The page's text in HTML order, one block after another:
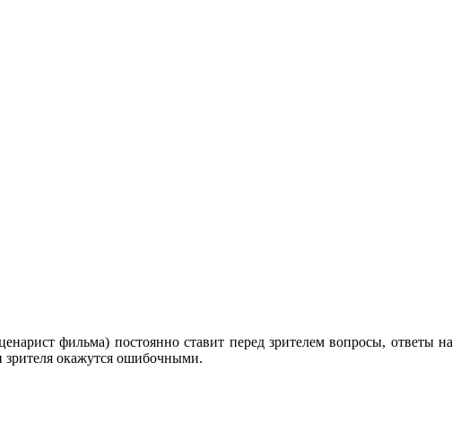
фильма) постоянно ставит перед зрителем вопросы, ответы на
зрителя окажутся ошибочными.